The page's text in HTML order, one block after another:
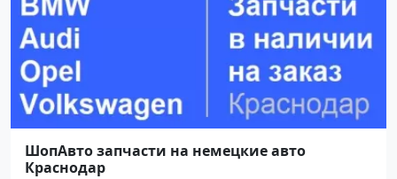
ШопАвто запчасти на немецкие авто
Краснодар